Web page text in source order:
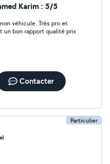
Karim : 5/5
véhicule. Très pro et
un bon rapport qualité prix
Contacter
Particulier